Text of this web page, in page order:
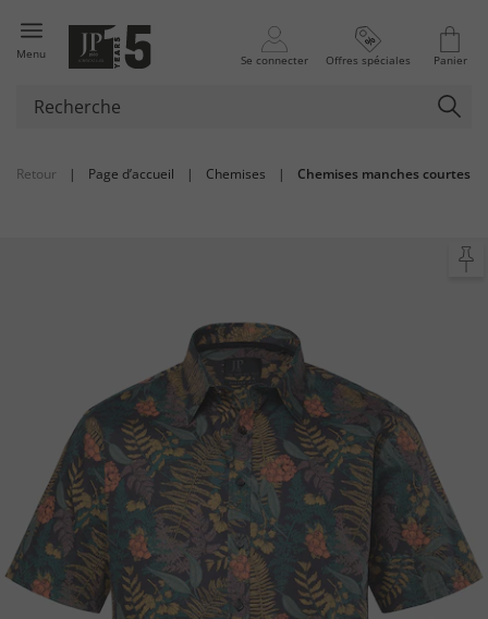
Menu Se connecter Offres spéciales Panier
Retour | Page d’accueil | Chemises | Chemises manches courtes